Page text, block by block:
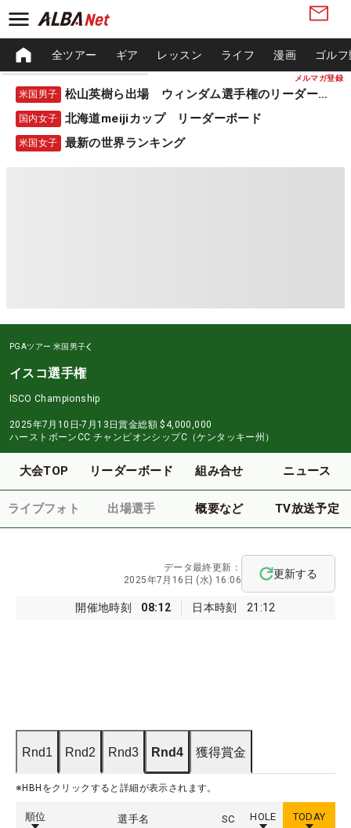
メルマガ登録
全ツアー ギア レッスン ライフ 漫画 ゴル
米国男子 松山英樹ら出場 ウィンダム選手権のリーダーボード
国内女子 北海道meijiカップ リーダーボード
米国女子 最新の世界ランキング
PGAツアー 米国男子
イスコ選手権
ISCO Championship
2025年7月10日-7月13日賞金総額 $4,000,000
ハーストボーンCC チャンピオンシップC（ケンタッキー州）
大会TOP リーダーボード 組み合せ ニュース
ライブフォト 出場選手 概要など TV放送予定
開催地時刻 08:12 日本時刻 21:12
データ最終更新：
2025年7月16日 (水) 16:06
更新する
Rnd1 Rnd2 Rnd3 Rnd4 獲得賞金
※HBHをクリックすると詳細が表示されます。
順位 選手名 SC HOLE TODAY